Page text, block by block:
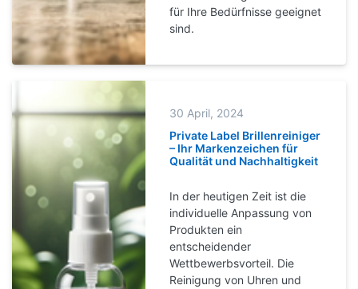
für Ihre Bedürfnisse geeignet
sind.
30 April, 2024
Private Label Brillenreiniger
– Ihr Markenzeichen für
Qualität und Nachhaltigkeit
In der heutigen Zeit ist die
individuelle Anpassung von
Produkten ein
entscheidender
Wettbewerbsvorteil. Die
Reinigung von Uhren und